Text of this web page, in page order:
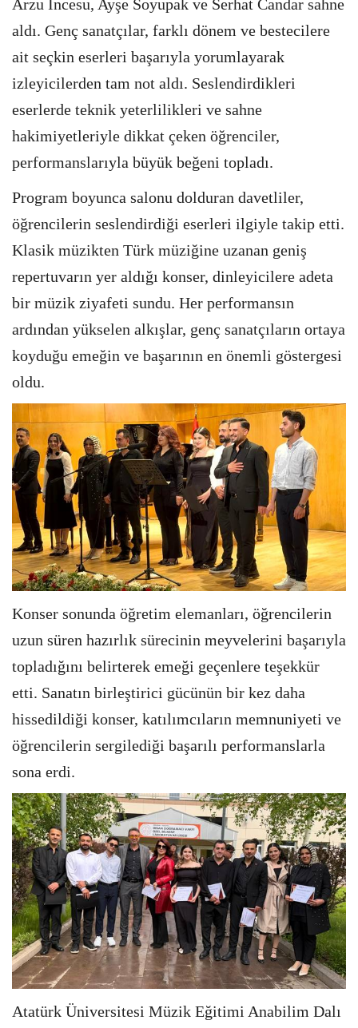
Arzu İncesu, Ayşe Soyupak ve Serhat Candar sahne
aldı. Genç sanatçılar, farklı dönem ve bestecilere
ait seçkin eserleri başarıyla yorumlayarak
izleyicilerden tam not aldı. Seslendirdikleri
eserlerde teknik yeterlilikleri ve sahne
hakimiyetleriyle dikkat çeken öğrenciler,
performanslarıyla büyük beğeni topladı.
Program boyunca salonu dolduran davetliler,
öğrencilerin seslendirdiği eserleri ilgiyle takip etti.
Klasik müzikten Türk müziğine uzanan geniş
repertuvarın yer aldığı konser, dinleyicilere adeta
bir müzik ziyafeti sundu. Her performansın
ardından yükselen alkışlar, genç sanatçıların ortaya
koyduğu emeğin ve başarının en önemli göstergesi
oldu.
Konser sonunda öğretim elemanları, öğrencilerin
uzun süren hazırlık sürecinin meyvelerini başarıyla
topladığını belirterek emeği geçenlere teşekkür
etti. Sanatın birleştirici gücünün bir kez daha
hissedildiği konser, katılımcıların memnuniyeti ve
öğrencilerin sergilediği başarılı performanslarla
sona erdi.
Atatürk Üniversitesi Müzik Eğitimi Anabilim Dalı